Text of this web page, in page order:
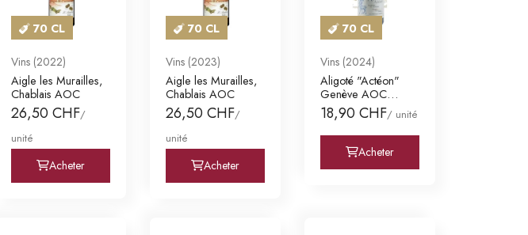
70 CL
Vins (2022)
Aigle les Murailles,
Chablais AOC
26,50 CHF/
unité
Acheter
70 CL
Vins (2023)
Aigle les Murailles,
Chablais AOC
26,50 CHF/
unité
Acheter
70 CL
Vins (2024)
Aligoté "Actéon"
Genève AOC
Domaine du Centaur
18,90 CHF/ unité
Acheter